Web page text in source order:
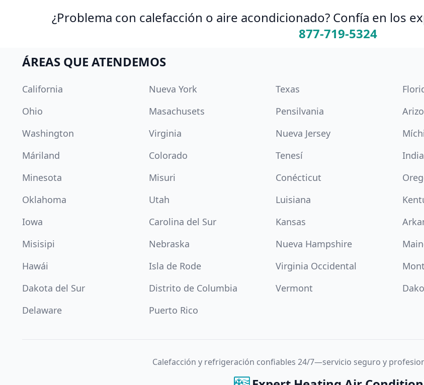
¿Problema con calefacción o aire acondicionado? Confía en los
877-719-5324
ÁREAS QUE ATENDEMOS
California Nueva York Texas
Ohio
Masachusets Pensilvania
Washington
Virginia Nueva Jersey
Máriland
Colorado Tenesí
Minesota
Misuri Conécticut
Oklahoma
Utah Luisiana
Iowa
Carolina del Sur Kansas
Misisipi
Nebraska Nueva Hampshire
Hawái
Isla de Rode Virginia Occidental
Dakota del Sur
Distrito de Columbia Vermont
Delaware
Puerto Rico
Calefacción y refrigeración confiables 24/7—servicio seguro y